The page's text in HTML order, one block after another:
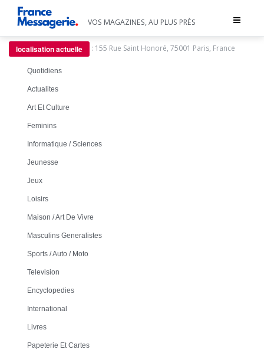
Toggle
VOS MAGAZINES, AU PLUS PRÈS
localisation actuelle : 155 Rue Saint Honoré, 75001 Paris, France
Quotidiens
Actualites
Art Et Culture
Feminins
Informatique / Sciences
Jeunesse
Jeux
Loisirs
Maison / Art De Vivre
Masculins Generalistes
Sports / Auto / Moto
Television
Encyclopedies
International
Livres
Papeterie Et Cartes